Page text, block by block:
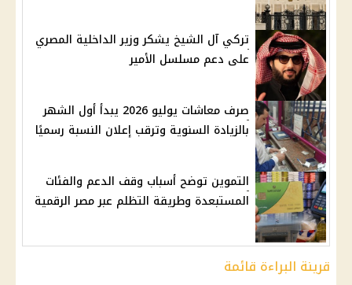
تركي آل الشيخ يشكر وزير الداخلية المصري
على دعم مسلسل الأمير
صرف معاشات يوليو 2026 يبدأ أول الشهر
بالزيادة السنوية وترقب إعلان النسبة رسميًا
التموين توضح أسباب وقف الدعم والفئات
المستبعدة وطريقة التظلم عبر مصر الرقمية
قرينة البراءة قائمة